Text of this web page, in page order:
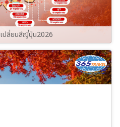
ปลี่ยนสีญี่ปุ่น2026